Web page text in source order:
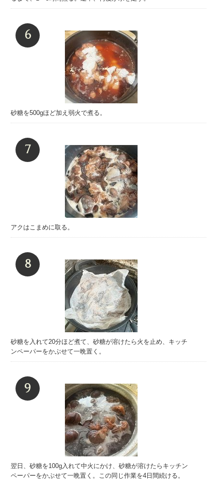
砂糖を500gほど加え弱火で煮る。
アクはこまめに取る。
砂糖を入れて20分ほど煮て、砂糖が溶けたら火を止め、キッチ
ンペーパーをかぶせて一晩置く。
翌日、砂糖を100g入れて中火にかけ、砂糖が溶けたらキッチン
ペーパーをかぶせて一晩置く。この同じ作業を4日間続ける。